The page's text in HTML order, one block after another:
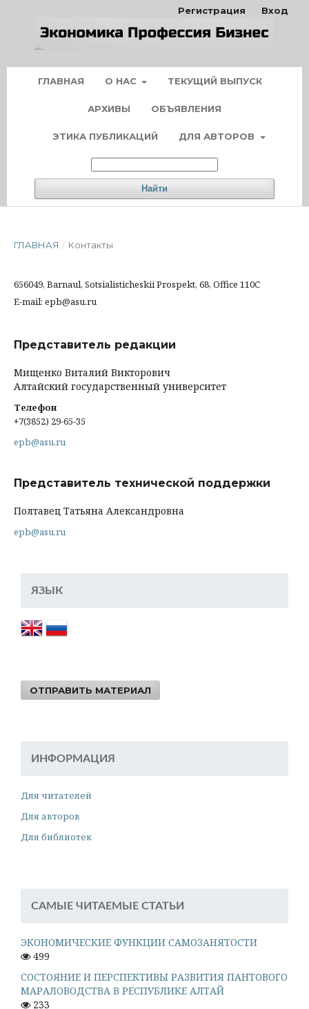
ГЛАВНАЯ О НАС ТЕКУЩИЙ ВЫПУСК
АРХИВЫ ОБЪЯВЛЕНИЯ
ЭТИКА ПУБЛИКАЦИЙ ДЛЯ АВТОРОВ
Найти
Регистрация Вход
ГЛАВНАЯ / Контакты
656049, Barnaul, Sotsialisticheskii Prospekt, 68, Office 110C
E-mail: epb@asu.ru
Представитель редакции
Мищенко Виталий Викторович
Алтайский государственный университет
Телефон
+7(3852) 29-65-35
epb@asu.ru
Представитель технической поддержки
Полтавец Татьяна Александровна
epb@asu.ru
ЯЗЫК
ОТПРАВИТЬ МАТЕРИАЛ
ИНФОРМАЦИЯ
Для читателей
Для авторов
Для библиотек
САМЫЕ ЧИТАЕМЫЕ СТАТЬИ
ЭКОНОМИЧЕСКИЕ ФУНКЦИИ САМОЗАНЯТОСТИ
499
СОСТОЯНИЕ И ПЕРСПЕКТИВЫ РАЗВИТИЯ ПАНТОВОГО
МАРАЛОВОДСТВА В РЕСПУБЛИКЕ АЛТАЙ
233